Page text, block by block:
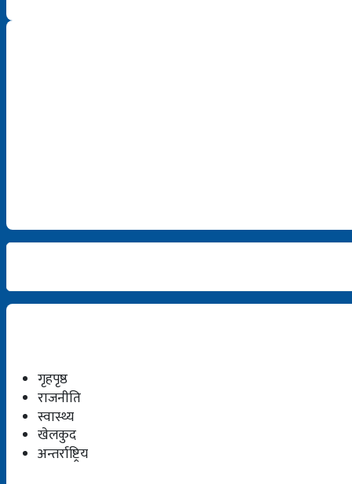
गृहपृष्ठ
राजनीति
स्वास्थ्य
खेलकुद
अन्तर्राष्ट्रिय